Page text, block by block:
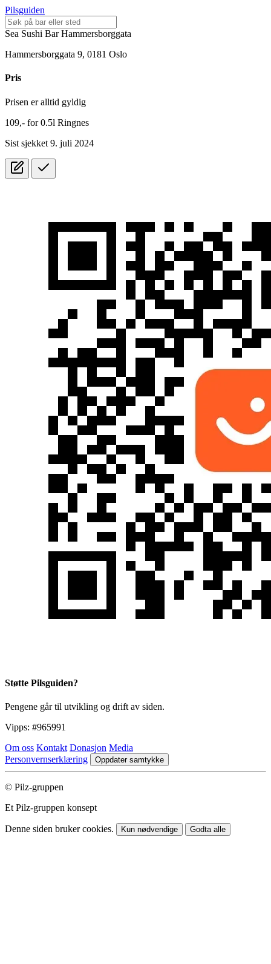
Pilsguiden
Sea Sushi Bar Hammersborggata
Hammersborggata 9, 0181 Oslo
Pris
Prisen er alltid gyldig
109,- for0.5l Ringnes
Sist sjekket 9. juli 2024
Støtte Pilsguiden?
Pengene går til utvikling og drift av siden.
Vipps: #965991
Om oss Kontakt Donasjon Media
Personvernserklæring
Oppdater samtykke
© Pilz-gruppen
Et Pilz-gruppen konsept
Denne siden bruker cookies. Kun nødvendige Godta alle